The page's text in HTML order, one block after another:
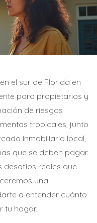
el sur de Florida en
para propietarios y
de riesgos
tropicales, junto
inmobiliario local,
que se deben pagar.
desafíos reales que
una
a entender cuánto
tu hogar.